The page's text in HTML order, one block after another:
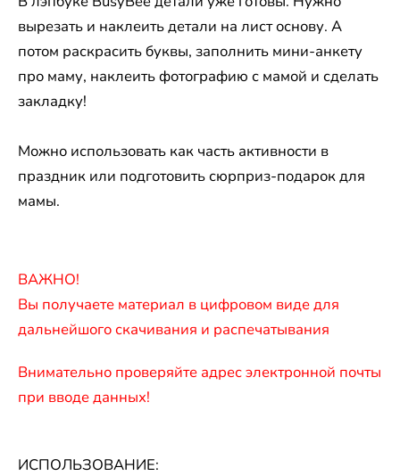
вырезать и наклеить детали на лист основу. А
потом раскрасить буквы, заполнить мини-анкету
про маму, наклеить фотографию с мамой и сделать
закладку!
Можно использовать как часть активности в
праздник или подготовить сюрприз-подарок для
мамы.
ВАЖНО!
Вы получаете материал в цифровом виде для
дальнейшого скачивания и распечатывания​
Внимательно проверяйте адрес электронной почты
при вводе данных!
ИСПОЛЬЗОВАНИЕ: